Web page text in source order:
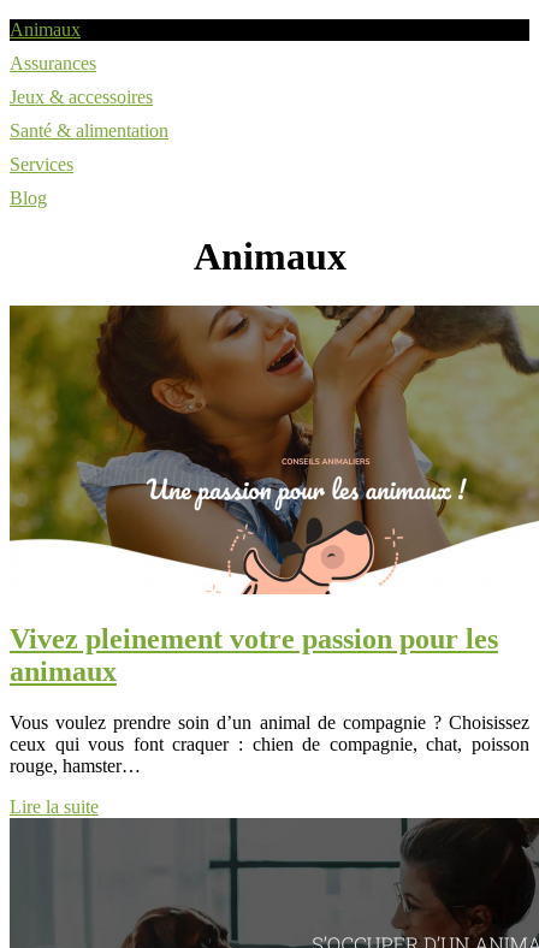
Animaux
Assurances
Jeux & accessoires
Santé & alimentation
Services
Blog
Animaux
Vivez pleinement votre passion pour les
animaux
Vous voulez prendre soin d’un animal de compagnie ? Choisissez
ceux qui vous font craquer : chien de compagnie, chat, poisson
rouge, hamster…
Lire la suite